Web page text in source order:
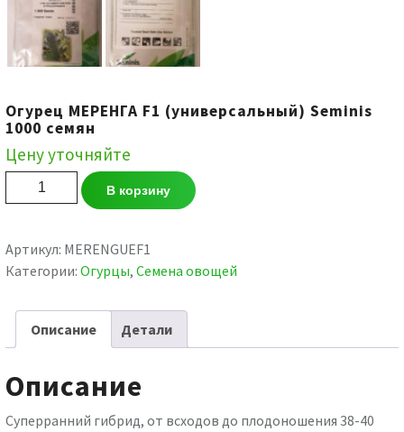
Огурец МЕРЕНГА F1 (универсальный) Seminis
1000 семян
Цену уточняйте
Количество
товара
МЕРЕНГА
F1
Seminis
1000
семян
В корзину
Артикул: MERENGUEF1
Категории: Огурцы, Семена овощей
Описание Детали
Описание
Суперранний гибрид, от всходов до плодоношения 38-40